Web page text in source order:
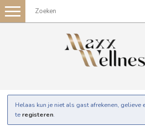
Toggle
navigation
Helaas kun je niet als gast afrekenen, gelieve
te registeren.